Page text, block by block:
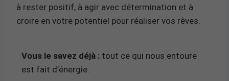
à rester positif, à agir avec détermination et à
croire en votre potentiel pour réaliser vos rêves.
Vous le savez déjà : tout ce qui nous entoure
est fait d’énergie.